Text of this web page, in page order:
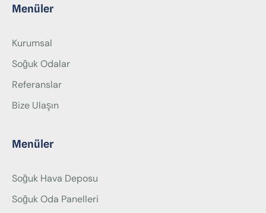
Menüler
Kurumsal
Soğuk Odalar
Referanslar
Bize Ulaşın
Menüler
Soğuk Hava Deposu
Soğuk Oda Panelleri